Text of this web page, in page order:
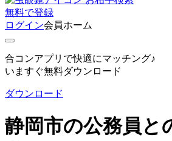
無料で登録
ログイン会員ホーム
合コンアプリで快適にマッチング♪
いますぐ無料ダウンロード
ダウンロード
静岡市の公務員と